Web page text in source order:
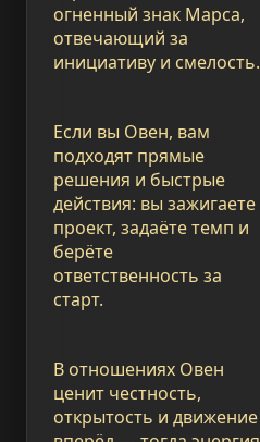
огненный знак Марса,
отвечающий за
инициативу и смелость.
Если вы Овен, вам
подходят прямые
решения и быстрые
действия: вы зажигаете
проект, задаёте темп и
берёте
ответственность за
старт.
В отношениях Овен
ценит честность,
открытость и движение